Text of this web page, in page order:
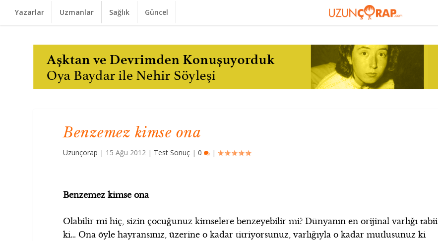
Yazarlar Uzmanlar Sağlık Güncel
Benzemez kimse ona
Uzunçorap | 15 Ağu 2012 | Test Sonuç |0 |
Benzemez kimse ona
Olabilir mi hiç, sizin çocuğunuz kimselere benzeyebilir mi? Dünyanın en orijinal varlığı tabii
ki… Ona öyle hayransınız, üzerine o kadar titriyorsunuz, varlığıyla o kadar mutlusunuz ki